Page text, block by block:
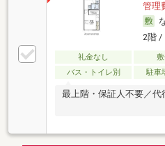
管理
2階 /
礼金なし
バス・トイレ別
駐車
最上階・保証人不要／代